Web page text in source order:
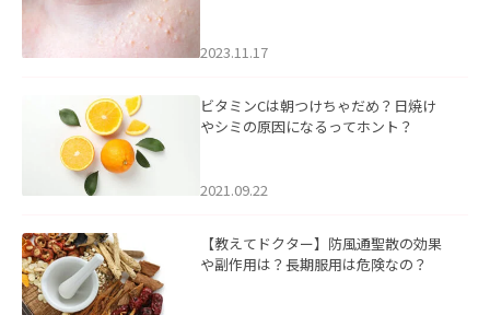
2023.11.17
ビタミンCは朝つけちゃだめ？日焼け
やシミの原因になるってホント？
2021.09.22
【教えてドクター】防風通聖散の効果
や副作用は？長期服用は危険なの？